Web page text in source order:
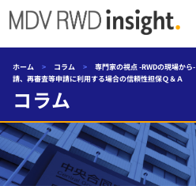
ホーム > コラム > 専門家の視点 -RWDの現場から-
請、再審査等申請に利用する場合の信頼性担保Ｑ＆Ａ
コラム